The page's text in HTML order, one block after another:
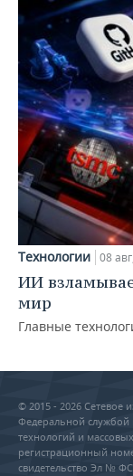
Технологии 08
ИИ
мир
Главные
© 2015 - 2026 Сетевое
Федеральной службой
технологий и
регистрационный
свидетельство Эл № ФС